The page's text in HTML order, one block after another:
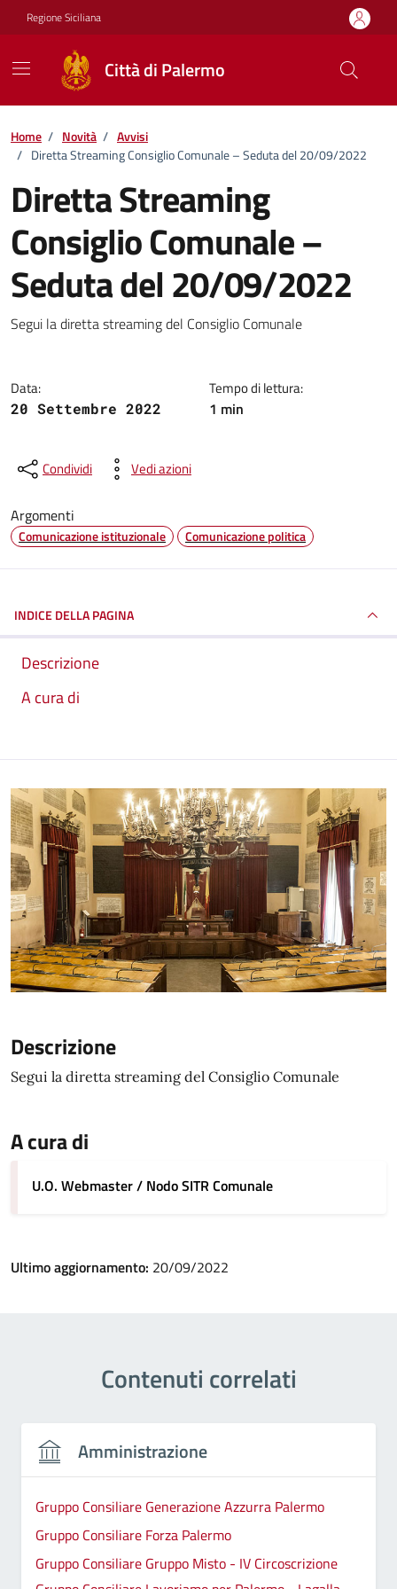
Vai ai contenuti
Vai al footer
Regione Siciliana
Città di Palermo
Home / Novità / Avvisi
/ Diretta Streaming Consiglio Comunale – Seduta del 20/09/2022
Diretta Streaming
Consiglio Comunale –
Seduta del 20/09/2022
Dettagli della notizia
Segui la diretta streaming del Consiglio Comunale
Data:
20 Settembre 2022
Tempo di lettura:
1 min
Condividi Vedi azioni
Argomenti
Comunicazione istituzionale Comunicazione politica
INDICE DELLA PAGINA
Descrizione
A cura di
Descrizione
Segui la diretta streaming del Consiglio Comunale
A cura di
U.O. Webmaster / Nodo SITR Comunale
Ultimo aggiornamento: 20/09/2022
Contenuti correlati
Amministrazione
Gruppo Consiliare Generazione Azzurra Palermo
Gruppo Consiliare Forza Palermo
Gruppo Consiliare Gruppo Misto - IV Circoscrizione